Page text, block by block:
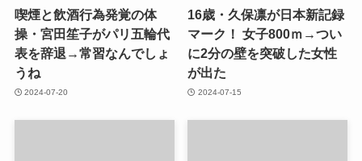
喫煙と飲酒行為発覚の体
操・宮田笙子がパリ五輪代
表を辞退→常習なんでしょ
うね
2024-07-20
16歳・久保凛が日本新記録
マーク！ 女子800ｍ→つい
に2分の壁を突破した女性
が出た
2024-07-15